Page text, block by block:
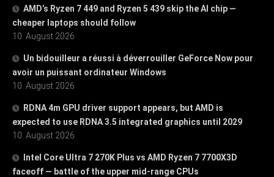
AMD’s Ryzen 7 449 and Ryzen 5 439 skip the AI chip —
cheaper laptops should follow
10. August 2026
Un bidouilleur a réussi à déverrouiller GeForce Now pour
avoir un puissant ordinateur Windows
10. August 2026
RDNA 4m GPU driver support appears, but AMD is
expected to use RDNA 3.5 integrated graphics until 2029
10. August 2026
Intel Core Ultra 7 270K Plus vs AMD Ryzen 7 7700X3D
faceoff — battle of the upper mid-range CPUs